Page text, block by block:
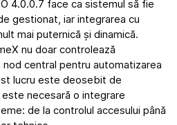
4.0.0.7 face ca sistemul să fie
gestionat, iar integrarea cu
mai puternică și dinamică.
nu doar controlează
central pentru automatizarea
lucru este deosebit de
necesară o integrare
de la controlul accesului până